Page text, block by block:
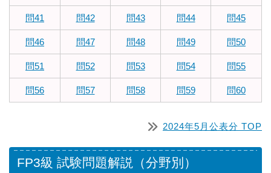
問41 問42 問43 問44 問45
問46 問47 問48 問49 問50
問51 問52 問53 問54 問55
問56 問57 問58 問59 問60
2024年5月公表分 TOP
FP3級 試験問題解説（分野別）